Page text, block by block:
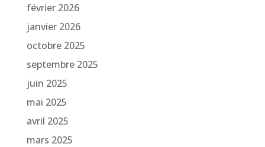
février 2026
janvier 2026
octobre 2025
septembre 2025
juin 2025
mai 2025
avril 2025
mars 2025